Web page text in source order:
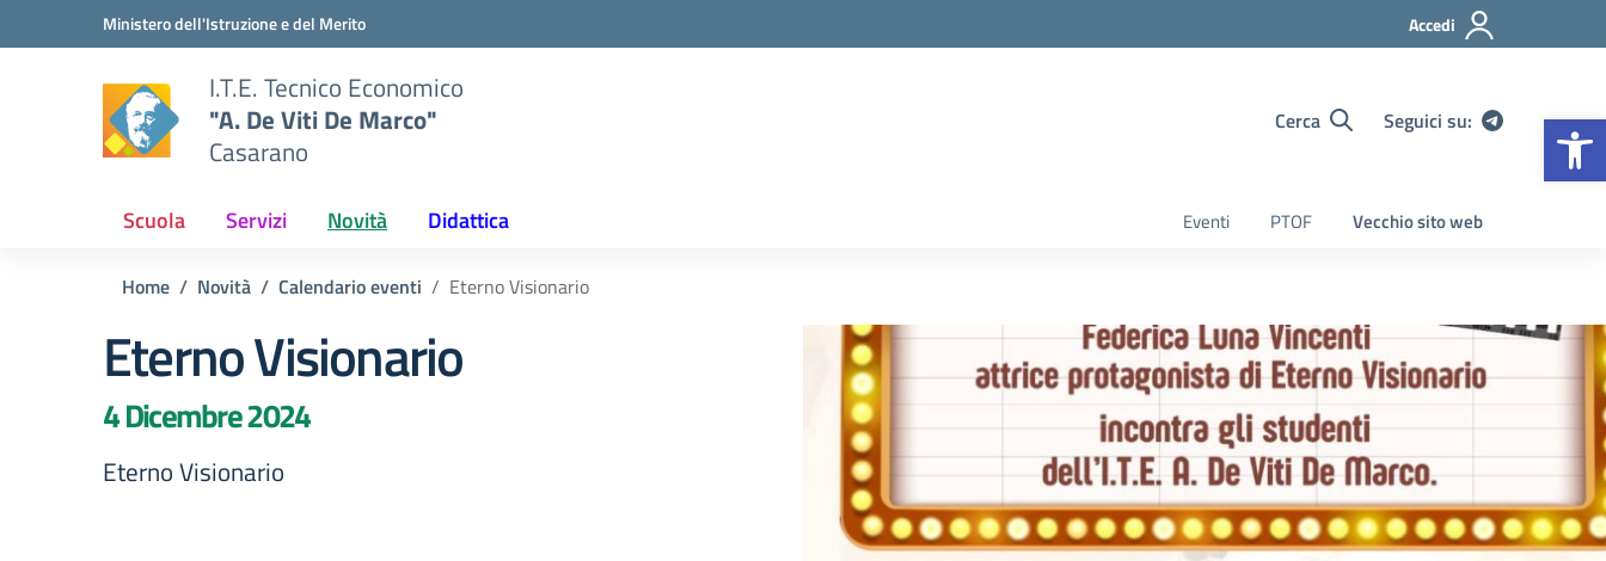
Vai ai contenuti
Vai al menu di navigazioneMinistero dell'Istruzione e del Merito Accedi
I.T.E. Tecnico Economico
"A. De Viti De Marco"
Casarano
Cerca Seguici su:
Scuola Servizi Novità Didattica Eventi PTOF Vecchio sito web
Home Novità Calendario eventi Eterno Visionario
Eterno Visionario
4 Dicembre 2024
Eterno Visionario